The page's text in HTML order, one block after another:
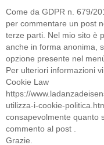
Come da GDPR n. 679/
per commentare un post
terze parti. Nel mio sito è
anche in forma anonima,
opzione presente nel
Per ulteriori informazioni
Cookie Law
https://
utilizza-i-cookie-
consapevolmente quanto
commento al post .
Grazie.